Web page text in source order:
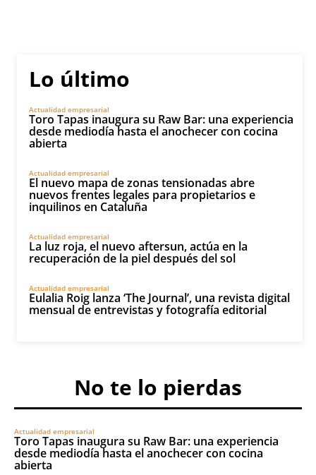
Lo último
Actualidad empresarial
Toro Tapas inaugura su Raw Bar: una experiencia
desde mediodía hasta el anochecer con cocina
abierta
Actualidad empresarial
El nuevo mapa de zonas tensionadas abre
nuevos frentes legales para propietarios e
inquilinos en Cataluña
Actualidad empresarial
La luz roja, el nuevo aftersun, actúa en la
recuperación de la piel después del sol
Actualidad empresarial
Eulalia Roig lanza ‘The Journal’, una revista digital
mensual de entrevistas y fotografía editorial
No te lo pierdas
Actualidad empresarial
Toro Tapas inaugura su Raw Bar: una experiencia
desde mediodía hasta el anochecer con cocina
abierta